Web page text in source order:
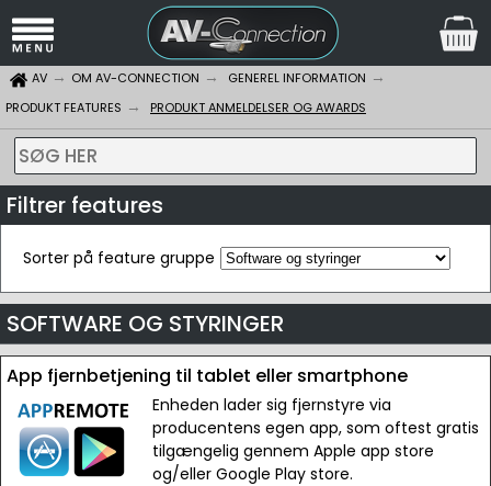
AV OM AV-CONNECTION
GENEREL INFORMATION
PRODUKT FEATURES
PRODUKT ANMELDELSER OG AWARDS
SØG HER
Filtrer features
Sorter på feature gruppe
SOFTWARE OG STYRINGER
App fjernbetjening til tablet eller smartphone
Enheden lader sig fjernstyre via
producentens egen app, som oftest gratis
tilgængelig gennem Apple app store
og/eller Google Play store.